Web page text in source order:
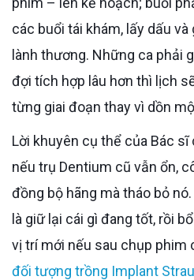
các buổi tái khám, lấy dấu
lành thương. Những ca phải
đợi tích hợp lâu hơn thì lịch
từng giai đoạn thay vì dồn
Lời khuyên cụ thể của Bác sĩ cho cô là như thế này:
nếu trụ Dentium cũ vẫn ổn,
đồng bộ hãng mà tháo bỏ
là giữ lại cái gì đang tốt, rồi
vị trí mới nếu sau chụp phim
đối tượng trồng Implant